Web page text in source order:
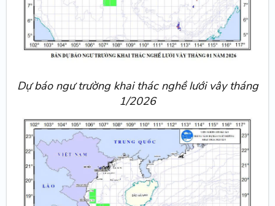
Dự báo ngư trường khai thác nghề lưới vây tháng
1/2026